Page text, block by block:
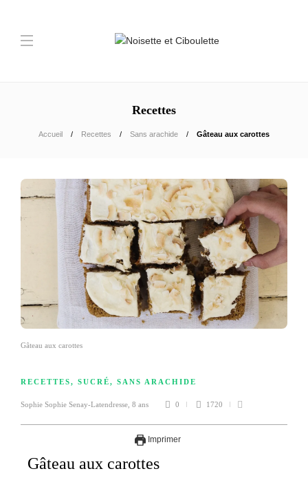
Recettes
Accueil Recettes Sans arachide Gâteau aux carottes
Gâteau aux carottes
RECETTES, SUCRÉ, SANS ARACHIDE
Sophie Sophie Senay-Latendresse 8 ans 0 1720
Imprimer
Gâteau aux carottes